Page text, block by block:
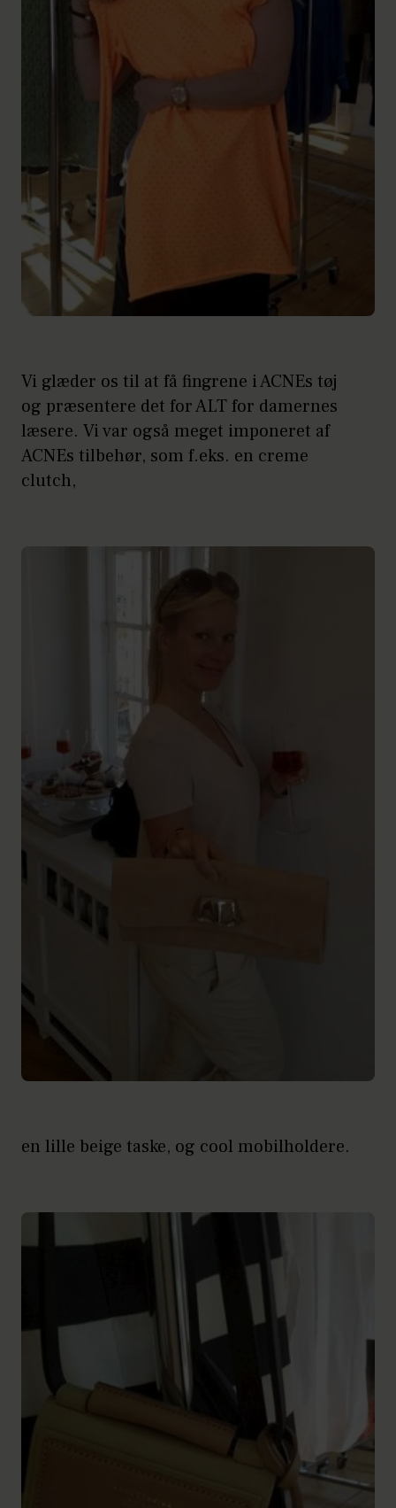
Vi glæder os til at få fingrene i ACNEs tøj
og præsentere det for ALT for damernes
læsere. Vi var også meget imponeret af
ACNEs tilbehør, som f.eks. en creme
clutch,
en lille beige taske, og cool mobilholdere.